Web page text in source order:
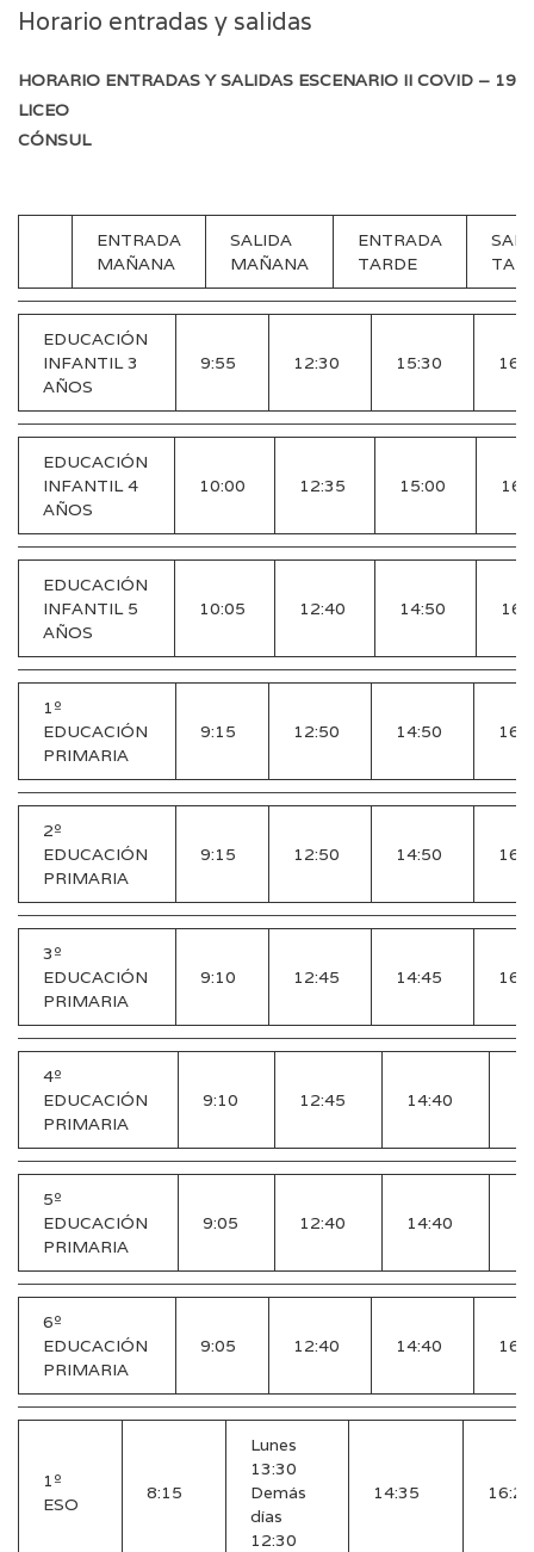
Horario entradas y salidas
HORARIO ENTRADAS Y SALIDAS ESCENARIO II COVID – 19
LICEO
CÓNSUL
ENTRADA
MAÑANA
SALIDA
MAÑANA
ENTRADA
TARDE
EDUCACIÓN
INFANTIL 3
AÑOS
9:55 12:30 15:30
EDUCACIÓN
INFANTIL 4
AÑOS
10:00 12:35 15:00
EDUCACIÓN
INFANTIL 5
AÑOS
10:05 12:40 14:50
1º
EDUCACIÓN
PRIMARIA
9:15 12:50 14:50
2º
EDUCACIÓN
PRIMARIA
9:15 12:50 14:50
3º
EDUCACIÓN
PRIMARIA
9:10 12:45 14:45
4º
EDUCACIÓN
PRIMARIA
9:10 12:45 14:40
5º
EDUCACIÓN
PRIMARIA
9:05 12:40 14:40
6º
EDUCACIÓN
PRIMARIA
9:05 12:40 14:40
1º
ESO
8:15
Lunes
13:30
Demás
días
12:30
14:35 16:20